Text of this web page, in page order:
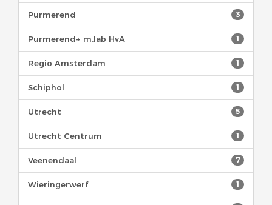
3
Purmerend
1
Purmerend+ m.lab HvA
1
Regio Amsterdam
1
Schiphol
5
Utrecht
1
Utrecht Centrum
7
Veenendaal
1
Wieringerwerf